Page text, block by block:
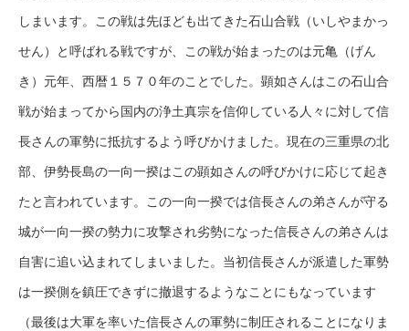
しまいます。この戦は先ほども出てきた石山合戦（いしやまかっ
せん）と呼ばれる戦ですが、この戦が始まったのは元亀（げん
き）元年、西暦１５７０年のことでした。顕如さんはこの石山合
戦が始まってから国内の浄土真宗を信仰している人々に対して信
長さんの軍勢に抵抗するよう呼びかけました。現在の三重県の北
部、伊勢長島の一向一揆はこの顕如さんの呼びかけに応じて起き
たと言われています。この一向一揆では信長さんの弟さんが守る
城が一向一揆の勢力に攻撃され劣勢になった信長さんの弟さんは
自害に追い込まれてしまいました。当初信長さんが派遣した軍勢
は一揆側を鎮圧できずに撤退するようなことにもなっています
（最後は大軍を率いた信長さんの軍勢に制圧されることになりま